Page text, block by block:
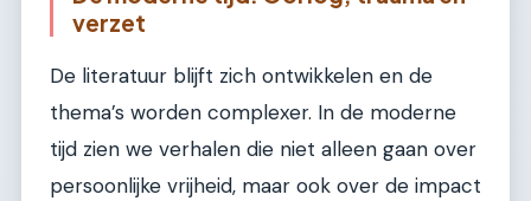
verzet
De literatuur blijft zich ontwikkelen en de
thema’s worden complexer. In de moderne
tijd zien we verhalen die niet alleen gaan over
persoonlijke vrijheid, maar ook over de impact